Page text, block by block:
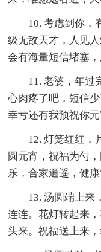
10. 考虑到你，
级无敌天才，人见
会有海量短信堵塞
11. 老婆，年过
心肉疼了吧，短信
幸亏还有我预祝你
12. 灯笼红红，
圆元宵，祝福为勺
乐，合家逍遥，健
13. 汤圆端上来
连连。花灯转起来
头来。祝福送上来